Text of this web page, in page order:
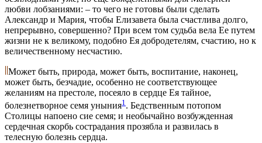
любви лобзаниями: – то чего не готовы были сделать
Александр и Мария, чтобы Елизавета была счастлива долго,
непрерывно, совершенно? При всем том судьба вела Ее путем
жизни не к великому, подобно Ея добродетелям, счастию, но к
величественному несчастию.
Может быть, природа, может быть, воспитание, наконец,
может быть, безчадие, особенно не соответствующее
желаниям на престоле, посеяло в сердце Ея тайное,
болезнетворное семя уныния1 . Бедственным потопом
Столицы напоено сие семя; и необычайно возбужденная
сердечная скорбь сострадания прозябла и развилась в
телесную болезнь сердца.